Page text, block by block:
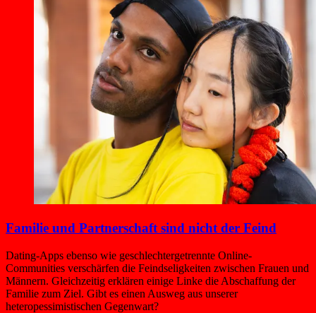
Familie und Partnerschaft sind nicht der Feind
Dating-Apps ebenso wie geschlechtergetrennte Online-
Communities verschärfen die Feindseligkeiten zwischen Frauen und
Männern. Gleichzeitig erklären einige Linke die Abschaffung der
Familie zum Ziel. Gibt es einen Ausweg aus unserer
heteropessimistischen Gegenwart?